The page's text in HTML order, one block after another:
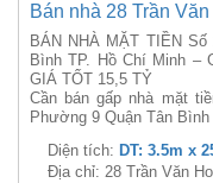
Bán nhà 28 Trần
BÁN NHÀ MẶT TIỀN
Bình TP. Hồ Chí Minh –
GIÁ TỐT 15,5 TỶ
Cần bán gấp nhà mặt
Phường 9 Quận Tân Bình
Diện tích: DT: 3.5m x
Địa chỉ: 28 Trần Văn